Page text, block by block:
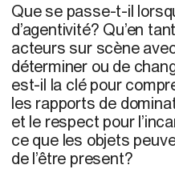
Que se passe-t-il
d’agentivité? Qu’en
acteurs sur scène
déterminer ou de
est-il la clé pour
les rapports de
et le respect pour
ce que les objets
de l’être present?